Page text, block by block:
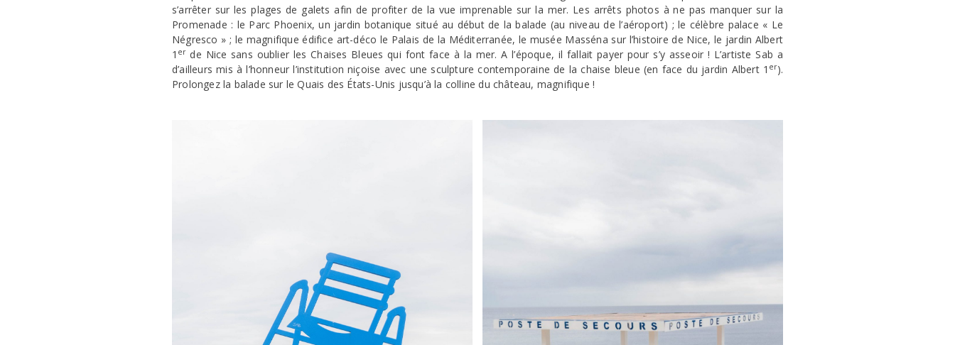
s’arrêter sur les plages de galets afin de profiter de la vue imprenable sur la mer. Les arrêts photos à ne pas manquer sur la
Promenade : le Parc Phoenix, un jardin botanique situé au début de la balade (au niveau de l’aéroport) ; le célèbre palace « Le
Négresco » ; le magnifique édifice art-déco le Palais de la Méditerranée, le musée Masséna sur l’histoire de Nice, le jardin Albert
1 erde Nice sans oublier les Chaises Bleues qui font face à la mer. A l’époque, il fallait payer pour s’y asseoir ! L’artiste Sab a
d’ailleurs mis à l’honneur l’institution niçoise avec une sculpture contemporaine de la chaise bleue (en face du jardin Albert 1 er).
Prolongez la balade sur le Quais des États-Unis jusqu’à la colline du château, magnifique !